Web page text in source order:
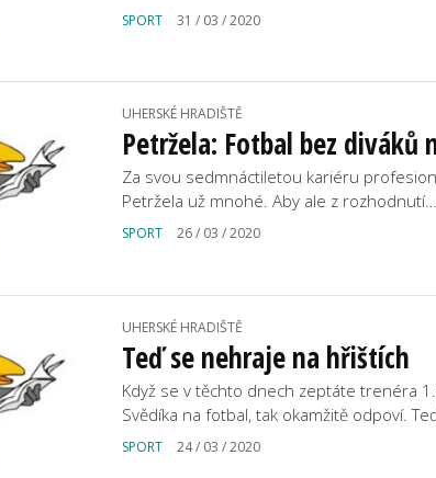
SPORT 31 / 03 / 2020
UHERSKÉ HRADIŠTĚ
Petržela: Fotbal bez diváků
Za svou sedmnáctiletou kariéru
Petržela už mnohé. Aby ale z rozhodnutí…
SPORT 26 / 03 / 2020
UHERSKÉ HRADIŠTĚ
Teď se nehraje na hřištích
Když se v těchto dnech zeptáte trenéra
Svědíka na fotbal, tak okamžitě odpoví.
SPORT 24 / 03 / 2020